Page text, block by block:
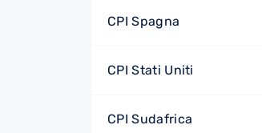
CPI Spagna
CPI Stati Uniti
CPI Sudafrica